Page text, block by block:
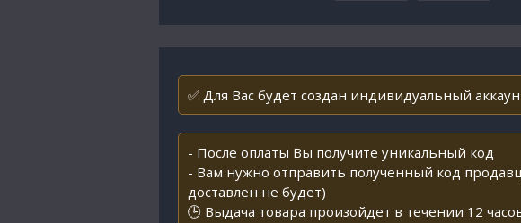
✅ Для Вас будет создан индивидуальный
- После оплаты Вы получите уникальный код
- Вам нужно отправить полученный код
доставлен не будет)
🕒 Выдача товара произойдет в течении 12